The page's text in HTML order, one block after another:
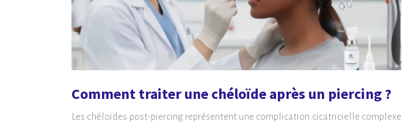
Comment traiter une chéloïde après un piercing ?
Les chéloïdes post-piercing représentent une complication cicatricielle complexe